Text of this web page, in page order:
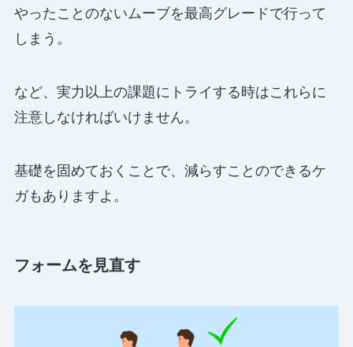
やったことのないムーブを最高グレードで行って
しまう。
など、実力以上の課題にトライする時はこれらに
注意しなければいけません。
基礎を固めておくことで、減らすことのできるケ
ガもありますよ。
フォームを見直す